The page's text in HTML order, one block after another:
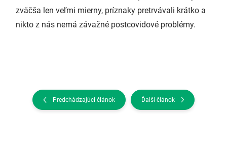
zväčša len veľmi mierny, príznaky pretrvávali krátko a
nikto z nás nemá závažné postcovidové problémy.
Predchádzajúci článok Ďalší článok